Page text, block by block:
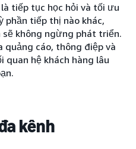
tiếp tục học hỏi và tối ưu
phần tiếp thị nào khác,
không ngừng phát triển.
quảng cáo, thông điệp và
quan hệ khách hàng lâu
kênh